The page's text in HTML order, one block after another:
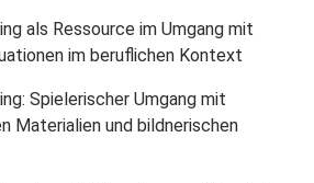
als Ressource im Umgang mit
im beruflichen Kontext
Spielerischer Umgang mit
Materialien und bildnerischen